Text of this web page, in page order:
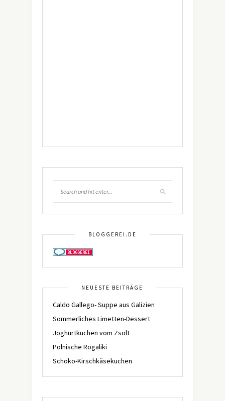
BLOGGEREI.DE
NEUESTE BEITRÄGE
Caldo Gallego- Suppe aus Galizien
Sommerliches Limetten-Dessert
Joghurtkuchen vom Zsolt
Polnische Rogaliki
Schoko-Kirschkäsekuchen